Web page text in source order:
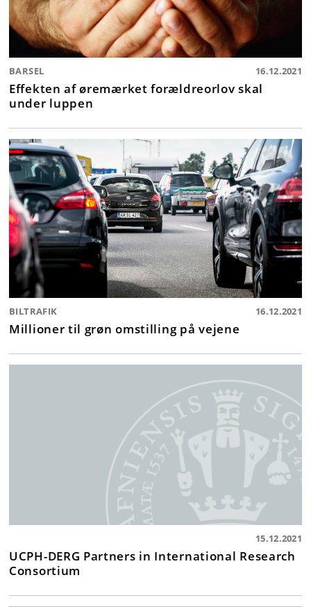
BARSEL 16.12.2021
Effekten af øremærket forældreorlov skal
under luppen
BILTRAFIK 16.12.2021
Millioner til grøn omstilling på vejene
15.12.2021
UCPH-DERG Partners in International Research
Consortium